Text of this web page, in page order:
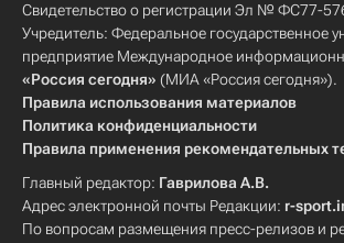
Свидетельство о регистрации Эл № ФС77-
Учредитель: Федеральное государственное
предприятие Международное
«Россия сегодня» (МИА «Россия сегодня»).
Правила использования материалов
Политика конфиденциальности
Правила применения рекомендательных
Главный редактор: Гаврилова А.В.
Адрес электронной почты Редакции: r-
По вопросам размещения пресс-релизов и